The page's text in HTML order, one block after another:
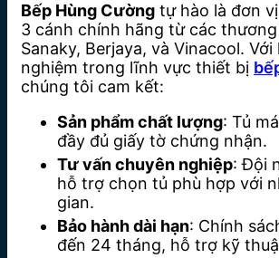
Bếp Hùng Cường tự hào là đơn
3 cánh chính hãng từ các
Sanaky, Berjaya, và Vinacool.
nghiệm trong lĩnh vực thiết bị
chúng tôi cam kết:
Sản phẩm chất lượng: Tủ
đầy đủ giấy tờ chứng nhận.
Tư vấn chuyên nghiệp: Đội
hỗ trợ chọn tủ phù hợp với
gian.
Bảo hành dài hạn: Chính
đến 24 tháng, hỗ trợ kỹ